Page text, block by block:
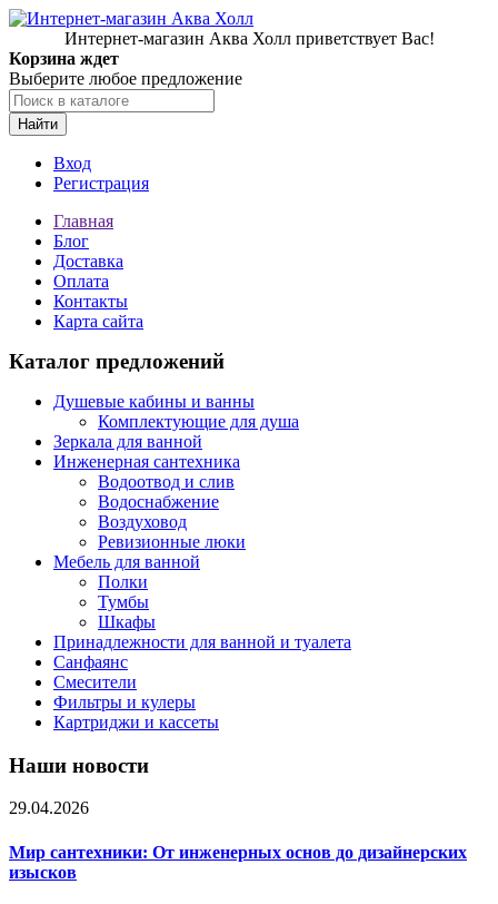
Интернет-магазин Аква Холл приветствует Вас!
Корзина ждет
Выберите любое предложение
Найти
Вход
Регистрация
Главная
Блог
Доставка
Оплата
Контакты
Карта сайта
Каталог предложений
Душевые кабины и ванны
Комплектующие для душа
Зеркала для ванной
Инженерная сантехника
Водоотвод и слив
Водоснабжение
Воздуховод
Ревизионные люки
Мебель для ванной
Полки
Тумбы
Шкафы
Принадлежности для ванной и туалета
Санфаянс
Смесители
Фильтры и кулеры
Картриджи и кассеты
Наши новости
29.04.2026
Мир сантехники: От инженерных основ до дизайнерских
изысков